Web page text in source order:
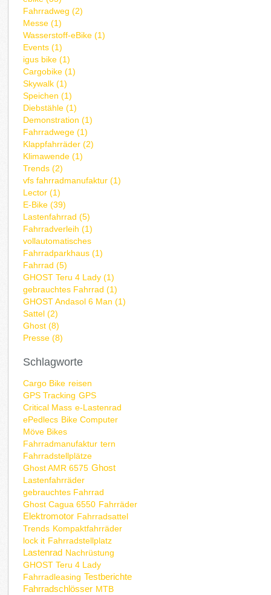
Fahrradweg (2)
Messe (1)
Wasserstoff-eBike (1)
Events (1)
igus bike (1)
Cargobike (1)
Skywalk (1)
Speichen (1)
Diebstähle (1)
Demonstration (1)
Fahrradwege (1)
Klappfahrräder (2)
Klimawende (1)
Trends (2)
vfs fahrradmanufaktur (1)
Lector (1)
E-Bike (39)
Lastenfahrrad (5)
Fahrradverleih (1)
vollautomatisches
Fahrradparkhaus (1)
Fahrrad (5)
GHOST Teru 4 Lady (1)
gebrauchtes Fahrrad (1)
GHOST Andasol 6 Man (1)
Sattel (2)
Ghost (8)
Presse (8)
Schlagworte
Cargo Bike reisen
GPS Tracking GPS
Critical Mass e-Lastenrad
ePedlecs Bike Computer
Möve Bikes
Fahrradmanufaktur tern
Fahrradstellplätze
Ghost AMR 6575 Ghost
Lastenfahrräder
gebrauchtes Fahrrad
Ghost Cagua 6550 Fahrräder
Elektromotor Fahrradsattel
Trends Kompaktfahrräder
lock it Fahrradstellplatz
Lastenrad Nachrüstung
GHOST Teru 4 Lady
Fahrradleasing Testberichte
Fahrradschlösser MTB